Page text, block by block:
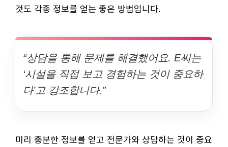
것도 각종 정보를 얻는 좋은 방법입니다.
“상담을 통해 문제를 해결했어요. E씨는
‘시설을 직접 보고 경험하는 것이 중요하
다’고 강조합니다.”
미리 충분한 정보를 얻고 전문가와 상담하는 것이 중요